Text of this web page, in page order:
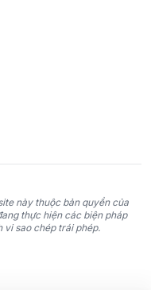
này thuộc bản quyền của
thực hiện các biện pháp
vi sao chép trái phép.